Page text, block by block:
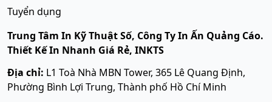
Tuyển dụng
Trung Tâm In Kỹ Thuật Số, Công Ty In Ấn Quảng Cáo.
Thiết Kế In Nhanh Giá Rẻ, INKTS
Địa chỉ: L1 Toà Nhà MBN Tower, 365 Lê Quang Định,
Phường Bình Lợi Trung, Thành phố Hồ Chí Minh